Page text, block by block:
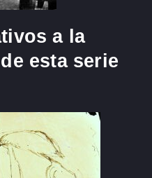
a la
esta serie